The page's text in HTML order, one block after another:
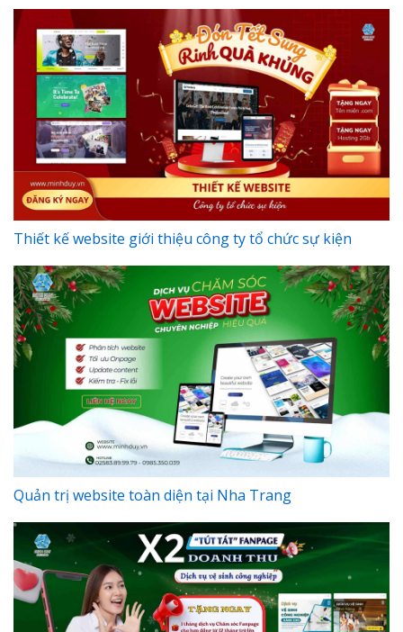
Thiết kế website giới thiệu công ty tổ chức sự kiện
Quản trị website toàn diện tại Nha Trang